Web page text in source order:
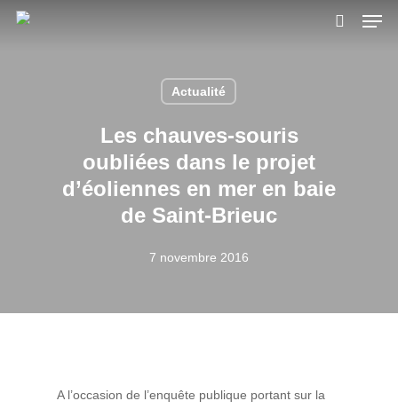
Skip
Actualité
Les chauves-souris
oubliées dans le projet
d’éoliennes en mer en baie
de Saint-Brieuc
7 novembre 2016
A l’occasion de l’enquête publique portant sur la